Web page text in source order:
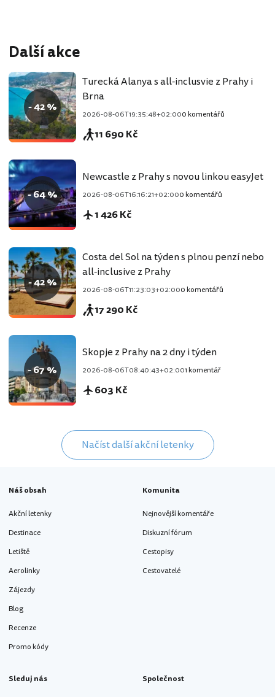
Další akce
- 42 %
Turecká Alanya s all-inclusvie z Prahy i
Brna
2026-08-06T19:35:48+02:000 komentářů
11 690 Kč
- 64 %
Newcastle z Prahy s novou linkou easyJet
2026-08-06T16:16:21+02:000 komentářů
1 426 Kč
- 42 %
Costa del Sol na týden s plnou penzí nebo
all-inclusive z Prahy
2026-08-06T11:23:03+02:000 komentářů
17 290 Kč
- 67 %
Skopje z Prahy na 2 dny i týden
2026-08-06T08:40:43+02:001 komentář
603 Kč
Načíst další akční letenky
Náš obsah
Akční letenky
Destinace
Letiště
Aerolinky
Zájezdy
Blog
Recenze
Promo kódy
Komunita
Nejnovější komentáře
Diskuzní fórum
Cestopisy
Cestovatelé
Sleduj nás Společnost